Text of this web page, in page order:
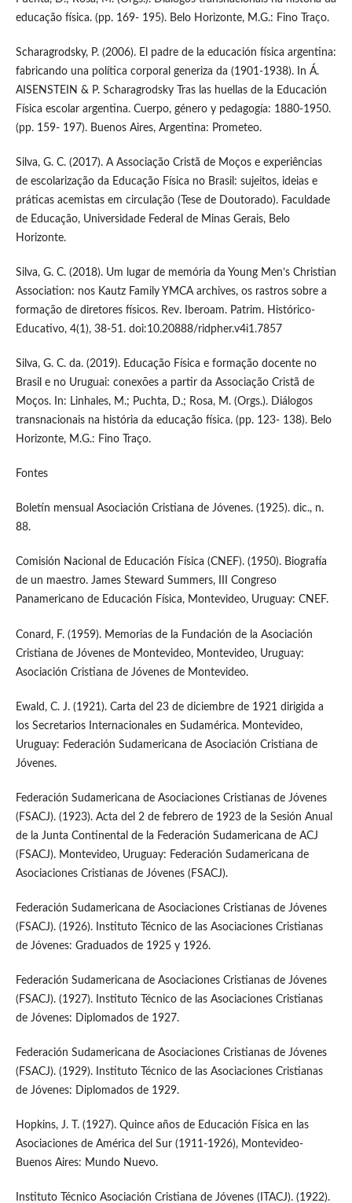
educação física. (pp. 169- 195). Belo Horizonte, M.G.: Fino Traço.
Scharagrodsky, P. (2006). El padre de la educación física argentina:
fabricando una política corporal generiza da (1901-1938). In Á.
AISENSTEIN & P. Scharagrodsky Tras las huellas de la Educación
Física escolar argentina. Cuerpo, género y pedagogía: 1880-1950.
(pp. 159- 197). Buenos Aires, Argentina: Prometeo.
Silva, G. C. (2017). A Associação Cristã de Moços e experiências
de escolarização da Educação Física no Brasil: sujeitos, ideias e
práticas acemistas em circulação (Tese de Doutorado). Faculdade
de Educação, Universidade Federal de Minas Gerais, Belo
Horizonte.
Silva, G. C. (2018). Um lugar de memória da Young Men’s Christian
Association: nos Kautz Family YMCA archives, os rastros sobre a
formação de diretores físicos. Rev. Iberoam. Patrim. Histórico-
Educativo, 4(1), 38-51. doi:10.20888/ridpher.v4i1.7857
Silva, G. C. da. (2019). Educação Física e formação docente no
Brasil e no Uruguai: conexões a partir da Associação Cristã de
Moços. In: Linhales, M.; Puchta, D.; Rosa, M. (Orgs.). Diálogos
transnacionais na história da educação física. (pp. 123- 138). Belo
Horizonte, M.G.: Fino Traço.
Fontes
Boletín mensual Asociación Cristiana de Jóvenes. (1925). dic., n.
88.
Comisión Nacional de Educación Física (CNEF). (1950). Biografía
de un maestro. James Steward Summers, III Congreso
Panamericano de Educación Física, Montevideo, Uruguay: CNEF.
Conard, F. (1959). Memorias de la Fundación de la Asociación
Cristiana de Jóvenes de Montevideo, Montevideo, Uruguay:
Asociación Cristiana de Jóvenes de Montevideo.
Ewald, C. J. (1921). Carta del 23 de diciembre de 1921 dirigida a
los Secretarios Internacionales en Sudamérica. Montevideo,
Uruguay: Federación Sudamericana de Asociación Cristiana de
Jóvenes.
Federación Sudamericana de Asociaciones Cristianas de Jóvenes
(FSACJ). (1923). Acta del 2 de febrero de 1923 de la Sesión Anual
de la Junta Continental de la Federación Sudamericana de ACJ
(FSACJ). Montevideo, Uruguay: Federación Sudamericana de
Asociaciones Cristianas de Jóvenes (FSACJ).
Federación Sudamericana de Asociaciones Cristianas de Jóvenes
(FSACJ). (1926). Instituto Técnico de las Asociaciones Cristianas
de Jóvenes: Graduados de 1925 y 1926.
Federación Sudamericana de Asociaciones Cristianas de Jóvenes
(FSACJ). (1927). Instituto Técnico de las Asociaciones Cristianas
de Jóvenes: Diplomados de 1927.
Federación Sudamericana de Asociaciones Cristianas de Jóvenes
(FSACJ). (1929). Instituto Técnico de las Asociaciones Cristianas
de Jóvenes: Diplomados de 1929.
Hopkins, J. T. (1927). Quince años de Educación Física en las
Asociaciones de América del Sur (1911-1926), Montevideo-
Buenos Aires: Mundo Nuevo.
Instituto Técnico Asociación Cristiana de Jóvenes (ITACJ). (1922).